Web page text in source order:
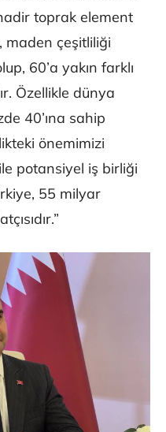
toprak element
maden çeşitliliği
60’a yakın farklı
Özellikle dünya
40’ına sahip
önemimizi
potansiyel iş birliği
55 milyar